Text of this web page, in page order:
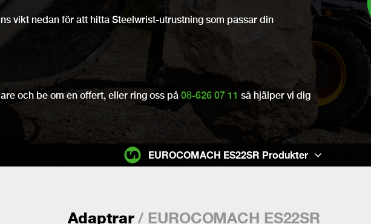
vikt nedan för att hitta Steelwrist-utrustning som passar din
och be om en offert, eller ring oss på 08-626 07 11 så hjälper vi dig
Adaptrar/ EUROCOMACH ES22SR
EUROCOMACH ES22SR Produkter